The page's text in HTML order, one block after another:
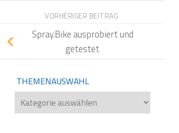
VORHERIGER BEITRAG
Spray.Bike ausprobiert und
getestet
THEMENAUSWAHL
Themenauswahl